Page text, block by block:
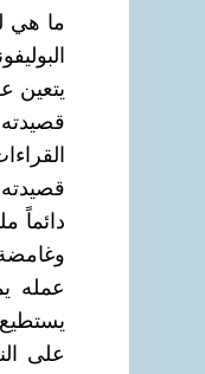
ما هي
يتعين
دائماً
عمله
على